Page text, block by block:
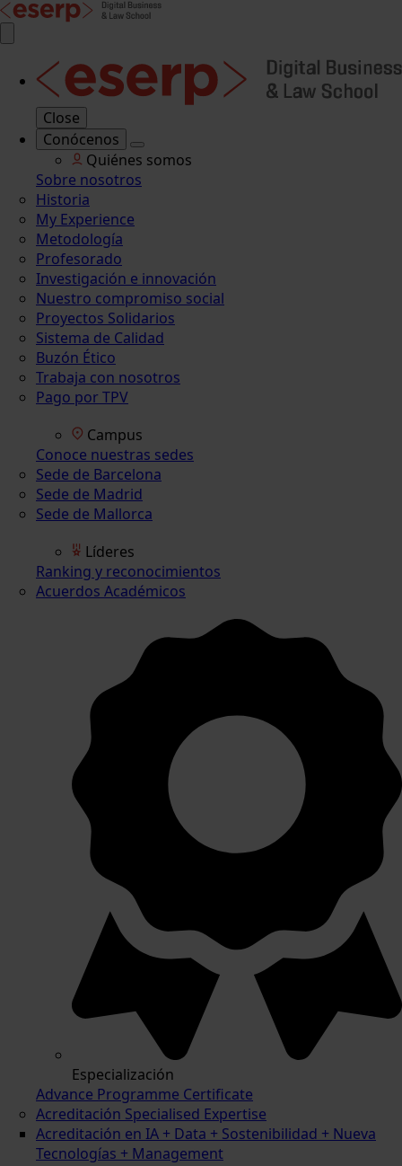
Close
Conócenos
Quiénes somos
Sobre nosotros
Historia
My Experience
Metodología
Profesorado
Investigación e innovación
Nuestro compromiso social
Proyectos Solidarios
Sistema de Calidad
Buzón Ético
Trabaja con nosotros
Pago por TPV
Campus
Conoce nuestras sedes
Sede de Barcelona
Sede de Madrid
Sede de Mallorca
Líderes
Ranking y reconocimientos
Acuerdos Académicos
Especialización
Advance Programme Certificate
Acreditación Specialised Expertise
Acreditación en IA + Data + Sostenibilidad + Nueva
Tecnologías + Management